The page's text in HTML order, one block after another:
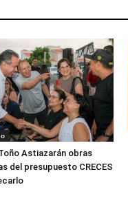
Astiazarán obras
del presupuesto CRECES